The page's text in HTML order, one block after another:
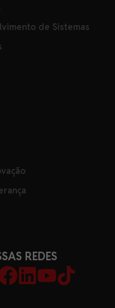
de Sistemas
REDES